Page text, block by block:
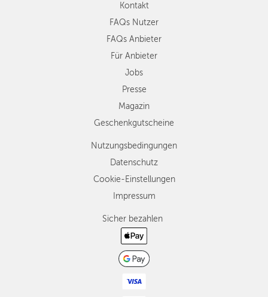
Kontakt
FAQs Nutzer
FAQs Anbieter
Für Anbieter
Jobs
Presse
Magazin
Geschenkgutscheine
Nutzungsbedingungen
Datenschutz
Cookie-Einstellungen
Impressum
Sicher bezahlen